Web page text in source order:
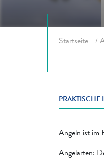
Startseite
Angeln ist im
Angelarten: